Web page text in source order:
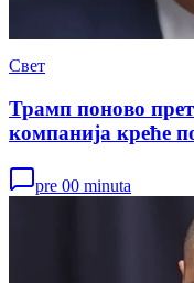
Свет
Трамп поново
компанија креће
pre 00 minuta